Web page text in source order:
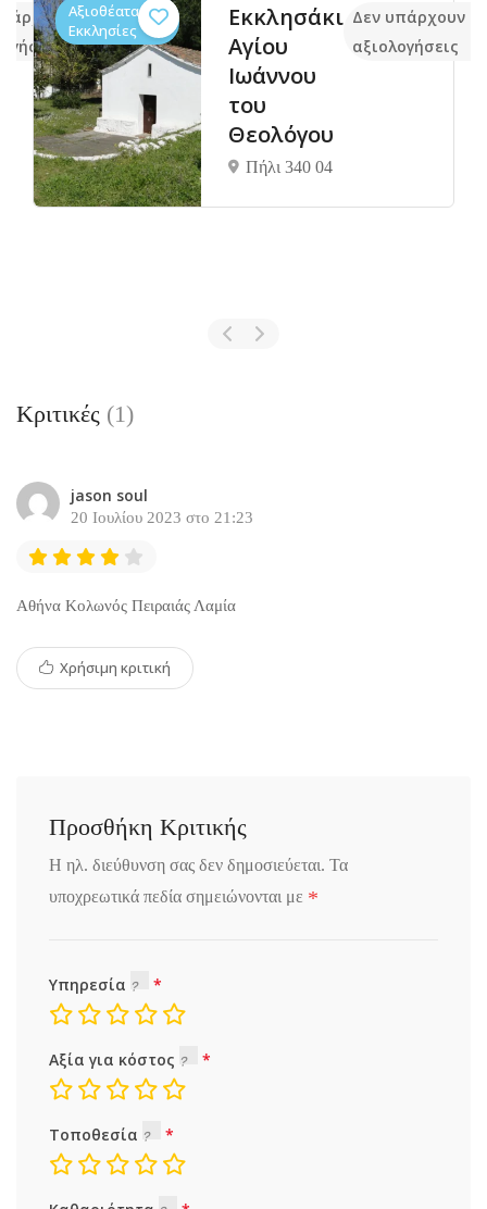
ακόμα
Αξιοθέατα,
Εκκλησίες
Εκκλησάκι
Αγίου
Ιωάννου
του
Θεολόγου
Πήλι 340 04
Δεν υπάρχουν
αξιολογήσεις
Κριτικές (1)
jason soul
20 Ιουλίου 2023 στο 21:23
Αθήνα Κολωνός Πειραιάς Λαμία
Χρήσιμη κριτική
Προσθήκη Κριτικής
Η ηλ. διεύθυνση σας δεν δημοσιεύεται. Τα
υποχρεωτικά πεδία σημειώνονται με *
Υπηρεσία
Αξία για κόστος
Τοποθεσία